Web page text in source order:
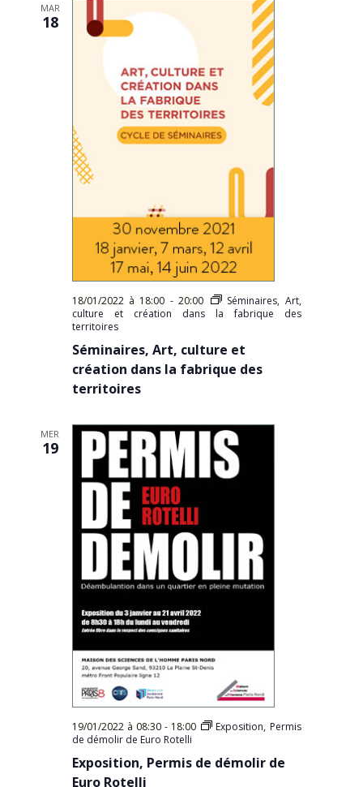
MAR
18
18/01/2022 à 18:00 -20:00
Séminaires, Art,
culture et création dans la fabrique des
territoires
Séminaires, Art, culture et
création dans la fabrique des
territoires
MER
19
19/01/2022 à 08:30- 18:00
Exposition, Permis
de démolir de Euro Rotelli
Exposition, Permis de démolir de
Euro Rotelli